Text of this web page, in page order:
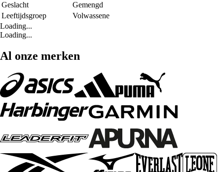
Geslacht
Gemengd
Leeftijdsgroep
Volwassene
Loading...
Loading...
Al onze merken